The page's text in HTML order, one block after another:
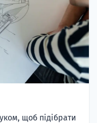
щоб підібрати